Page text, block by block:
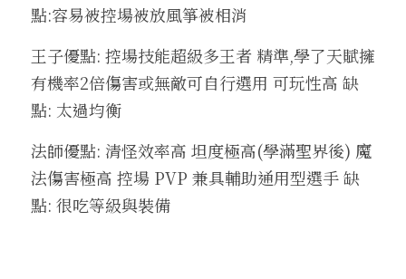
點:容易被控場被放風箏被相消
王子優點: 控場技能超級多王者 精準,學了天賦擁
有機率2倍傷害或無敵可自行選用 可玩性高 缺
點: 太過均衡
法師優點: 清怪效率高 坦度極高(學滿聖界後) 魔
法傷害極高 控場 PVP 兼具輔助通用型選手 缺
點: 很吃等級與裝備